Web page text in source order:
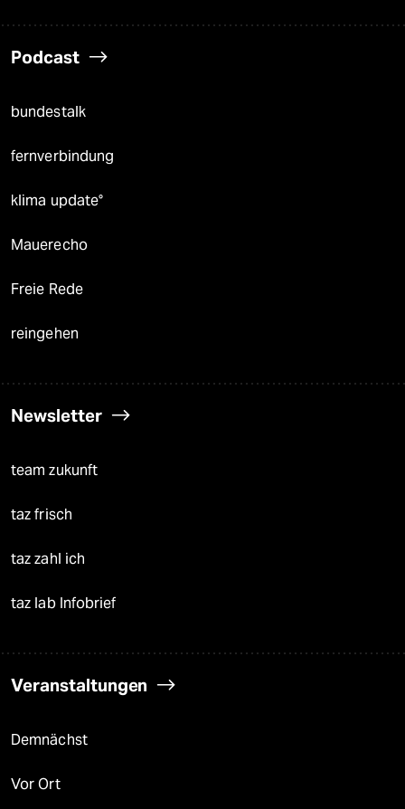
Podcast
bundestalk
fernverbindung
klima update°
Mauerecho
Freie Rede
reingehen
Newsletter
team zukunft
taz frisch
taz zahl ich
taz lab Infobrief
Veranstaltungen
Demnächst
Vor Ort